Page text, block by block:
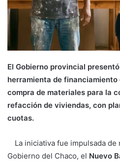
El Gobierno provincial
herramienta de
compra de materiales para la
refacción de viviendas, con
cuotas.
La iniciativa fue impulsada de
Gobierno del Chaco, el Nuevo